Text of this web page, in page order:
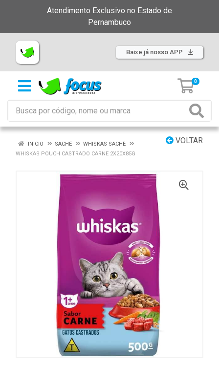
Atendimento Exclusivo no Estado de
Pernambuco
Baixe já nosso APP
0
VOLTAR
INÍCIO SACHÊ
WHISKAS SACHÊ
WHISKAS POUCH CASTRADO CARNE 2X20X85G